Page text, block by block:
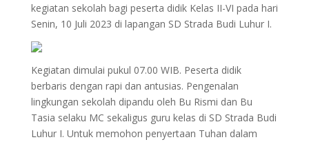
kegiatan sekolah bagi peserta didik Kelas II-VI pada hari
Senin, 10 Juli 2023 di lapangan SD Strada Budi Luhur I.
Kegiatan dimulai pukul 07.00 WIB. Peserta didik
berbaris dengan rapi dan antusias. Pengenalan
lingkungan sekolah dipandu oleh Bu Rismi dan Bu
Tasia selaku MC sekaligus guru kelas di SD Strada Budi
Luhur I. Untuk memohon penyertaan Tuhan dalam